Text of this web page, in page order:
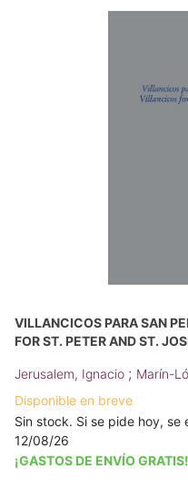
VILLANCICOS PARA SAN
FOR ST. PETER AND ST.
Jerusalem, Ignacio ; Marín-
Disponible en breve
Sin stock. Si se pide hoy, se
12/08/26
¡GASTOS DE ENVÍO GRATIS!